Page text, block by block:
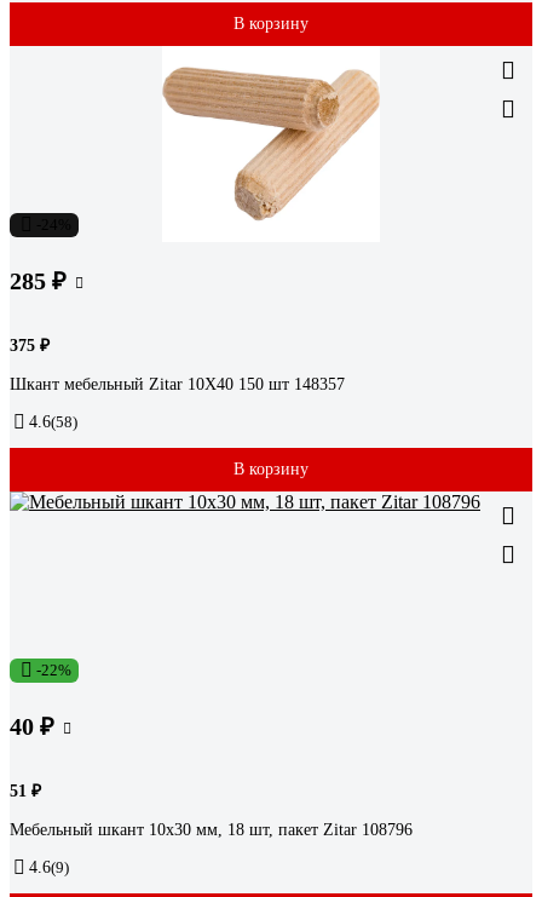
В корзину
285 ₽
375 ₽
Шкант мебельный Zitar 10Х40 150 шт 148357
4.6(58)
В корзину
-22%
40 ₽
51 ₽
Мебельный шкант 10x30 мм, 18 шт, пакет Zitar 108796
4.6(9)